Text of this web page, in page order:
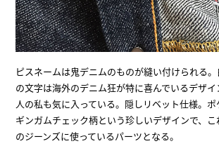
ピスネームは鬼デニムのものが縫い付けられる。
の文字は海外のデニム狂が特に喜んでいるデザ
人の私も気に入っている。隠しリベット仕様。
ギンガムチェック柄という珍しいデザインで、こ
のジーンズに使っているパーツとなる。